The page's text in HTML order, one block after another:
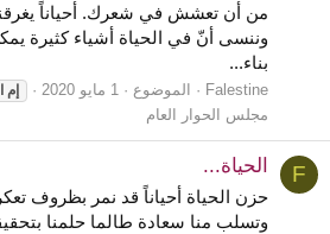
من أن تعشش في شعرك. أحياناً
وننسى أنّ في الحياة أشياء كثيرة
بناء...
Falestine الموضوع 1 مايو 2020 إم
مجلس الحوار العام
F الحياة...
حزن الحياة أحياناً قد نمر بظروف
وتسلب منا سعادة طالما حلمنا